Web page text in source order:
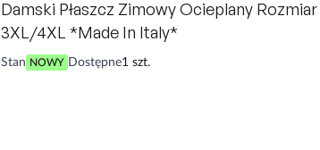
Damski Płaszcz Zimowy Ocieplany Rozmiar
3XL/4XL *Made In Italy*
Stan NOWY Dostępne1 szt.